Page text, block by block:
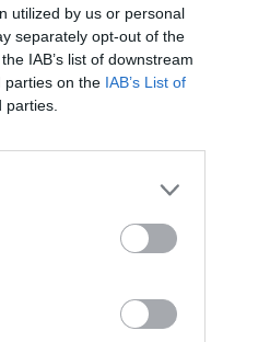
utilized by us or personal
separately opt-out of the
IAB’s list of downstream
parties on the IAB’s List of
obsługiwany przez
większość transakcji